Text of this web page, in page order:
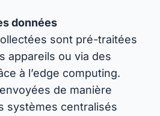
données
sont pré-traitées
appareils ou via des
à l’edge computing.
de manière
systèmes centralisés